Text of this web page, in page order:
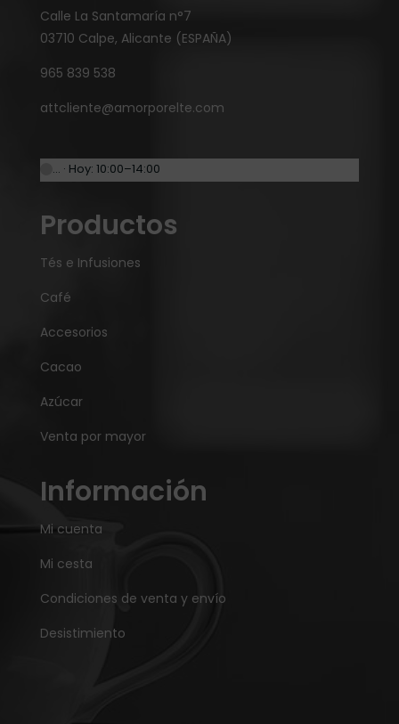
Calle La Santamaría n°7
03710 Calpe, Alicante (ESPAÑA)
965 839 538
attcliente@amorporelte.com
… · Hoy: 10:00–14:00
Productos
Tés e Infusiones
Café
Accesorios
Cacao
Azúcar
Venta por mayor
Información
Mi cuenta
Mi cesta
Condiciones de venta y envío
Desistimiento